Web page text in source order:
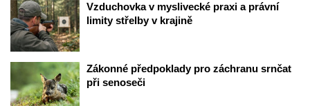
Vzduchovka v myslivecké praxi a právní
limity střelby v krajině
Zákonné předpoklady pro záchranu srnčat
při senoseči